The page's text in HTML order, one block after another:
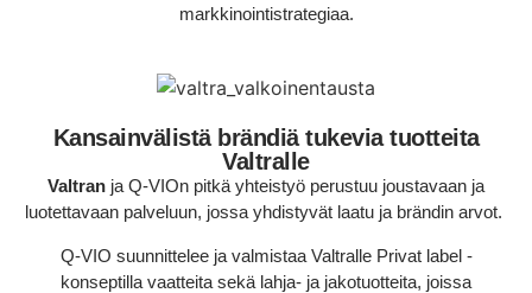
markkinointistrategiaa.
Kansainvälistä brändiä tukevia tuotteita
Valtralle
Valtran ja Q-VIOn pitkä yhteistyö perustuu joustavaan ja
luotettavaan palveluun, jossa yhdistyvät laatu ja brändin arvot.
Q-VIO suunnittelee ja valmistaa Valtralle Privat label -
konseptilla vaatteita sekä lahja- ja jakotuotteita, joissa